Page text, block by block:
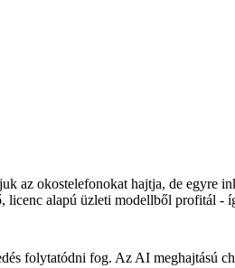
az okostelefonokat hajtja, de egyre
licenc alapú üzleti modellből profitál -
folytatódni fog. Az AI meghajtású